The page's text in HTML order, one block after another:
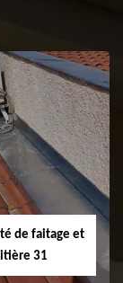
de faitage et
31